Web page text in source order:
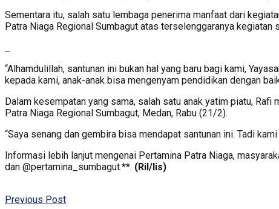
Sementara itu, salah satu lembaga penerima manfaat dari
Patra Niaga Regional Sumbagut atas terselenggaranya kegiatan
“Alhamdulillah, santunan ini bukan hal yang baru bagi kami,
kepada kami, anak-anak bisa mengenyam pendidikan dengan
Dalam kesempatan yang sama, salah satu anak yatim piatu,
Patra Niaga Regional Sumbagut, Medan, Rabu (21/2).
“Saya senang dan gembira bisa mendapat santunan ini. Tadi
Informasi lebih lanjut mengenai Pertamina Patra Niaga,
dan @pertamina_sumbagut.**. (Ril/lis)
Previous Post